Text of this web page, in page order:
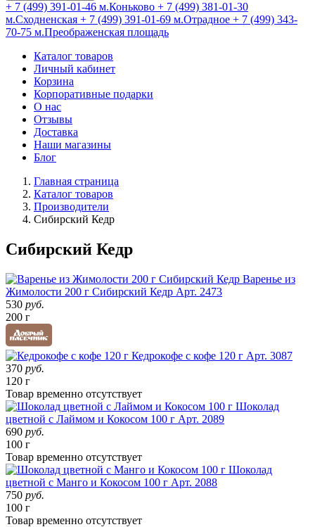
+ 7 (499) 391-01-46 м.Коньково + 7 (499) 381-01-30
м.Сходненская + 7 (499) 391-01-69 м.Отрадное + 7 (499) 343-
70-75 м.Преображенская площадь
Каталог товаров
Личный кабинет
Корзина
Корпоративные подарки
О нас
Отзывы
Доставка
Наши магазины
Блог
Главная страница
Каталог товаров
Производители
Сибирский Кедр
Сибирский Кедр
Варенье из
Жимолости 200 г Сибирский Кедр Арт. 2473
530 руб.
200 г
Кедрокофе с кофе 120 г Арт. 3087
370 руб.
120 г
Товар временно отсутствует
Шоколад
цветной с Лаймом и Кокосом 100 г Арт. 2089
690 руб.
100 г
Товар временно отсутствует
Шоколад
цветной с Манго и Кокосом 100 г Арт. 2088
750 руб.
100 г
Товар временно отсутствует